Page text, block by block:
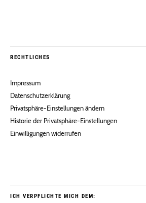
RECHTLICHES
Impressum
Datenschutzerklärung
Privatsphäre-Einstellungen ändern
Historie der Privatsphäre-Einstellungen
Einwilligungen widerrufen
ICH VERPFLICHTE MICH DEM: